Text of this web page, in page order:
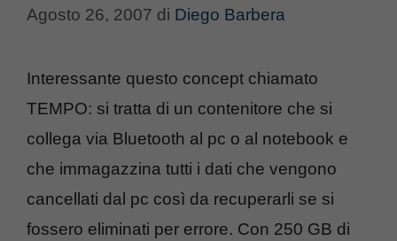
Agosto 26, 2007 di Diego Barbera
Interessante questo concept chiamato
TEMPO: si tratta di un contenitore che si
collega via Bluetooth al pc o al notebook e
che immagazzina tutti i dati che vengono
cancellati dal pc così da recuperarli se si
fossero eliminati per errore. Con 250 GB di